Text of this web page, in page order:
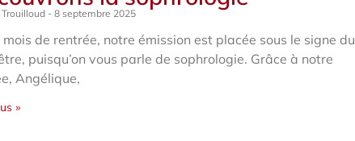
8 septembre 2025
mois de rentrée, notre émission est placée sous le signe du
puisqu’on vous parle de sophrologie. Grâce à notre
Angélique,
»